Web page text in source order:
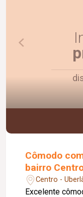
Agende uma
Cômodo
bairro
Centro -
Excelente